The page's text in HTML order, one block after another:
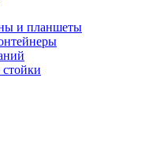
и планшеты